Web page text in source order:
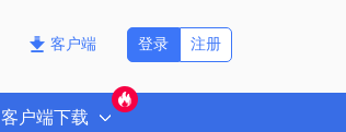
客户端 注册
登录
客户端下载